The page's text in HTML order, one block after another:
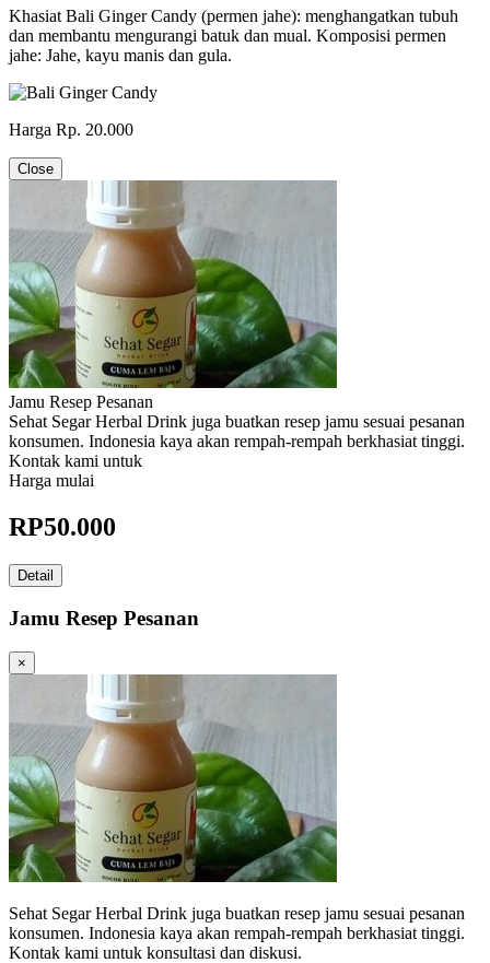
Khasiat Bali Ginger Candy (permen jahe): menghangatkan tubuh
dan membantu mengurangi batuk dan mual. Komposisi permen
jahe: Jahe, kayu manis dan gula.
Harga Rp. 20.000
Close
Jamu Resep Pesanan
Sehat Segar Herbal Drink juga buatkan resep jamu sesuai pesanan
konsumen. Indonesia kaya akan rempah-rempah berkhasiat tinggi.
Kontak kami untuk
Harga mulai
RP50.000
Detail
Jamu Resep Pesanan
×
Sehat Segar Herbal Drink juga buatkan resep jamu sesuai pesanan
konsumen. Indonesia kaya akan rempah-rempah berkhasiat tinggi.
Kontak kami untuk konsultasi dan diskusi.